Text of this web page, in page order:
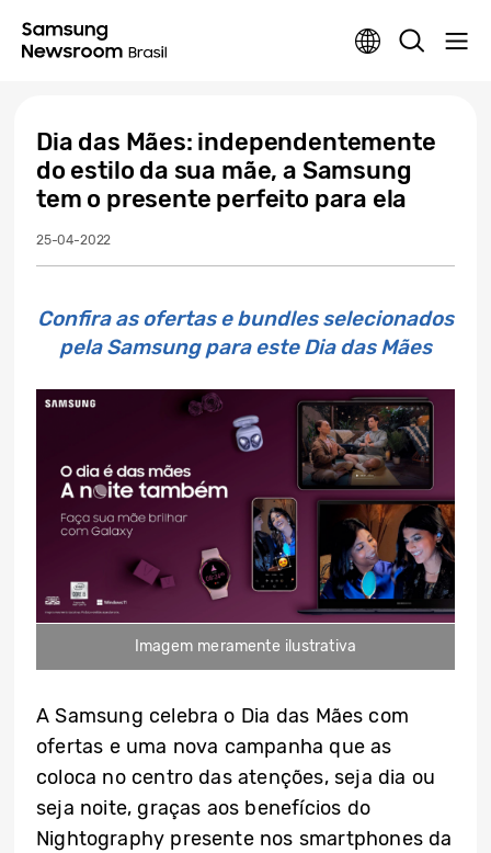
Dia das Mães: independentemente
do estilo da sua mãe, a Samsung
tem o presente perfeito para ela
25-04-2022
Confira as ofertas e bundles selecionados
pela Samsung para este Dia das Mães
Imagem meramente ilustrativa
A Samsung celebra o Dia das Mães com
ofertas e uma nova campanha que as
coloca no centro das atenções, seja dia ou
seja noite, graças aos benefícios do
Nightography presente nos smartphones da